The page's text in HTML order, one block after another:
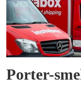
Porter-